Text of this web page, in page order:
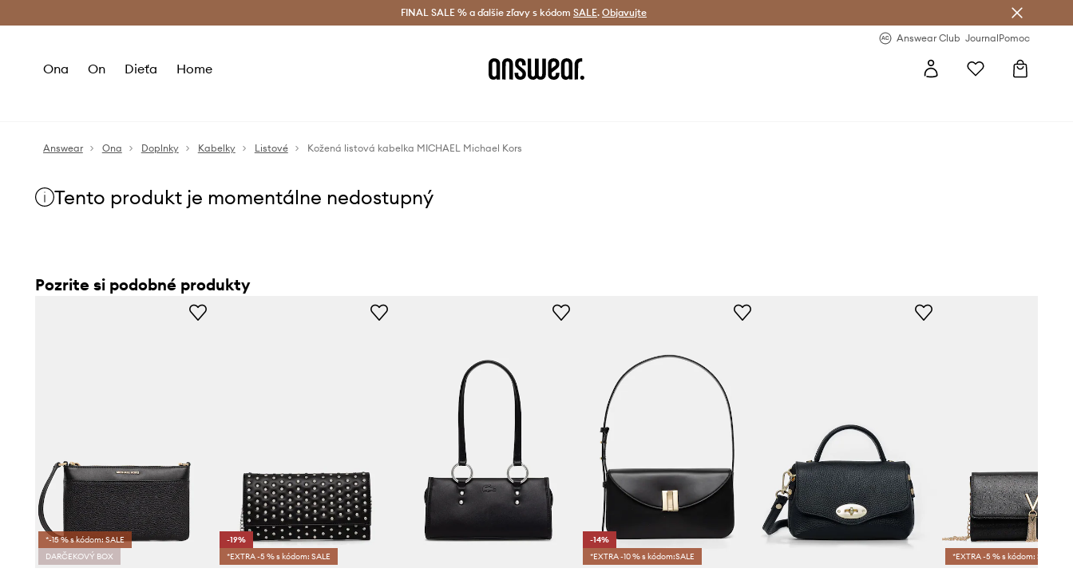
Bezplatná doprava od 60 € > Doručenie aj do 24 h >
FINAL SALE % a ďalšie zľavy s kódom SALE. Objavujte
Answear Club JournalPomoc
Ona On Dieťa Home
Answear Ona Doplnky Kabelky Listové Kožená listová kabelka MICHAEL Michael Kors
Tento produkt je momentálne nedostupný
Pozrite si podobné produkty
*-15 % s kódom: SALE
DARČEKOVÝ BOX
-19%
*EXTRA -5 % s kódom: SALE
-14%
*EXTRA -10 % s kódom:SALE
*EXTRA -5 % s kódom: SALE